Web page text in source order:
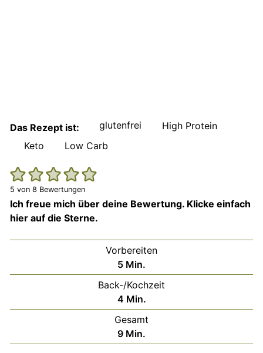
Das Rezept ist: glutenfrei
High Protein
Keto
Low Carb
5 von8 Bewertungen
Ich freue mich über deine Bewertung. Klicke einfach
hier auf die Sterne.
Vorbereiten
5Minuten
Min.
Back-/Kochzeit
4Minuten
Min.
Gesamt
9Minuten
Min.